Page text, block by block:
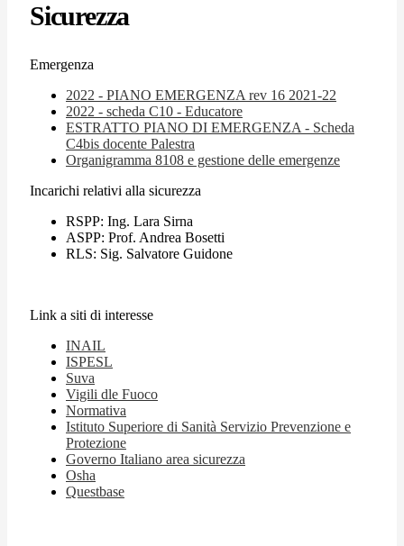
Sicurezza
Emergenza
2022 - PIANO EMERGENZA rev 16 2021-22
2022 - scheda C10 - Educatore
ESTRATTO PIANO DI EMERGENZA - Scheda
C4bis docente Palestra
Organigramma 8108 e gestione delle emergenze
Incarichi relativi alla sicurezza
RSPP: Ing. Lara Sirna
ASPP: Prof. Andrea Bosetti
RLS: Sig. Salvatore Guidone
Link a siti di interesse
INAIL
ISPESL
Suva
Vigili dle Fuoco
Normativa
Istituto Superiore di Sanità Servizio Prevenzione e
Protezione
Governo Italiano area sicurezza
Osha
Questbase